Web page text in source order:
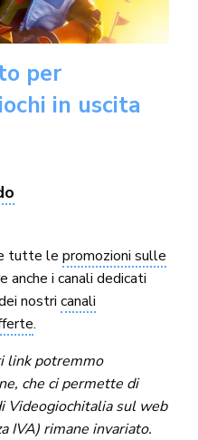
per
in uscita
tutte lepromozioni sulle
anche i canali dedicati
nostricanali
.
link potremmo
che ci permette di
Videogiochitalia sul web
IVA) rimane invariato.